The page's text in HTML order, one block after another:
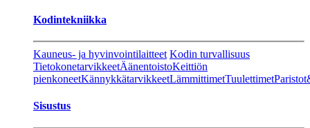
Kodintekniikka
Kauneus- ja hyvinvointilaitteet Kodin turvallisuus
TietokonetarvikkeetÄänentoistoKeittiön
pienkoneetKännykkätarvikkeetLämmittimetTuulettimet
Sisustus